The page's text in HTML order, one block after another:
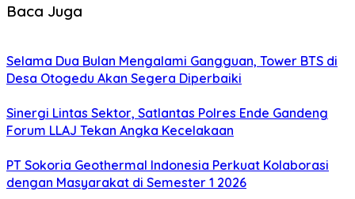
Baca Juga
Selama Dua Bulan Mengalami Gangguan, Tower BTS di
Desa Otogedu Akan Segera Diperbaiki
Sinergi Lintas Sektor, Satlantas Polres Ende Gandeng
Forum LLAJ Tekan Angka Kecelakaan
PT Sokoria Geothermal Indonesia Perkuat Kolaborasi
dengan Masyarakat di Semester 1 2026